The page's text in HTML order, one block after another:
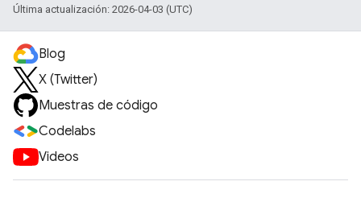
Última actualización: 2026-04-03 (UTC)
Blog
X (Twitter)
Muestras de código
Codelabs
Videos